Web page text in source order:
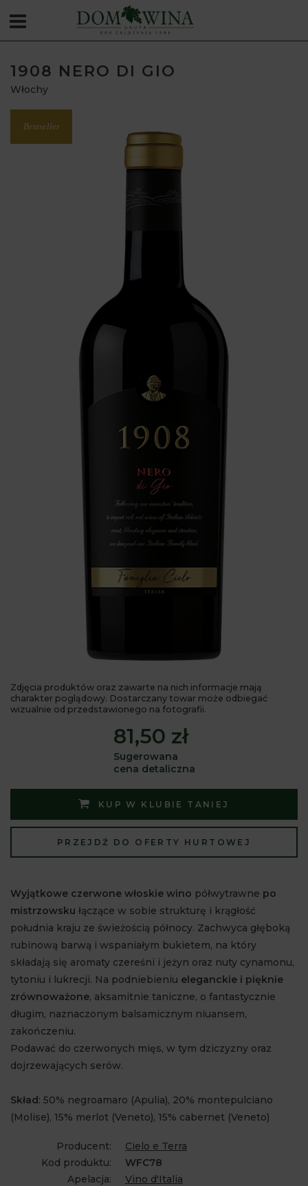
1908 NERO DI GIO
Włochy
Bestseller
Zdjęcia produktów oraz zawarte na nich informacje mają
charakter poglądowy. Dostarczany towar może odbiegać
wizualnie od przedstawionego na fotografii.
81,50 zł
Sugerowana
cena detaliczna
KUP W KLUBIE TANIEJ
PRZEJDŹ DO OFERTY HURTOWEJ
Wyjątkowe czerwone włoskie wino półwytrawne po
mistrzowsku łączące w sobie strukturę i krągłość
południa kraju ze świeżością północy. Zachwyca głęboką
rubinową barwą i wspaniałym bukietem, na który
składają się aromaty czereśni i jeżyn oraz nuty cynamonu,
tytoniu i lukrecji. Na podniebieniu eleganckie i pięknie
zrównoważone, aksamitnie taniczne, o fantastycznie
długim, naznaczonym balsamicznym niuansem,
zakończeniu.
Podawać do czerwonych mięs, w tym dziczyzny oraz
dojrzewających serów.
Skład: 50% negroamaro (Apulia), 20% montepulciano
(Molise), 15% merlot (Veneto), 15% cabernet (Veneto)
Producent:
Cielo e Terra
Kod produktu:
WFC78
Apelacja:
Vino d'Italia